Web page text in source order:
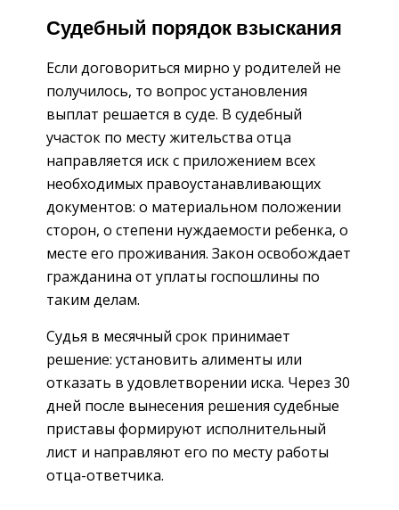
Судебный порядок взыскания
Если договориться мирно у родителей не
получилось, то вопрос установления
выплат решается в суде. В судебный
участок по месту жительства отца
направляется иск с приложением всех
необходимых правоустанавливающих
документов: о материальном положении
сторон, о степени нуждаемости ребенка, о
месте его проживания. Закон освобождает
гражданина от уплаты госпошлины по
таким делам.
Судья в месячный срок принимает
решение: установить алименты или
отказать в удовлетворении иска. Через 30
дней после вынесения решения судебные
приставы формируют исполнительный
лист и направляют его по месту работы
отца-ответчика.